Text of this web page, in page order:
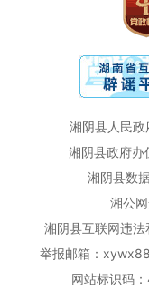
湘阴县人民
湘阴县政府
湘阴县数
湘公
湘阴县互联网违
举报邮箱：
网站标识码